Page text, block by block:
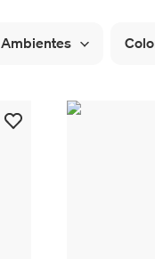
Ambientes